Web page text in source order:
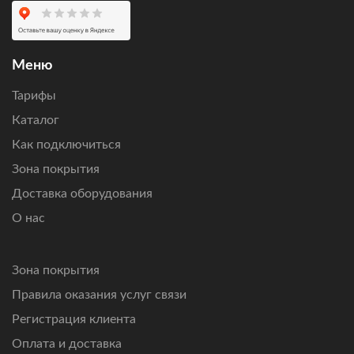
подключения по вашему адресу, получить персональный
расчет стоимости оборудования и ежемесячной
не справляются.
Меню
Тарифы
Каталог
Как подключиться
Зона покрытия
Доставка оборудования
О нас
Зона покрытия
Правила оказания услуг связи
Регистрация клиента
Оплата и доставка